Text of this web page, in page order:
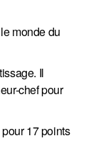
monde du
Il
chef pour
17 points